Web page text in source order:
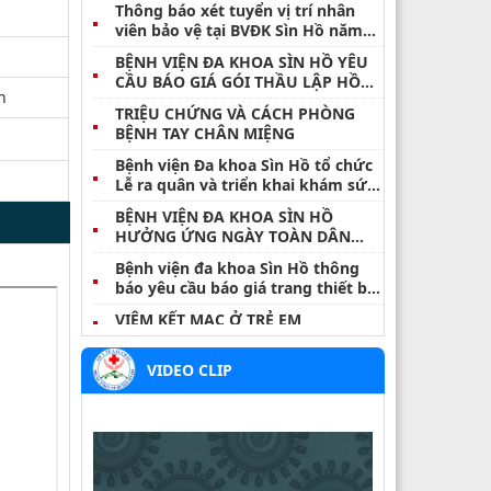
Thông báo xét tuyển vị trí nhân
viên bảo vệ tại BVĐK Sìn Hồ năm
2026
BỆNH VIỆN ĐA KHOA SÌN HỒ YÊU
CẦU BÁO GIÁ GÓI THẦU LẬP HỒ
SƠ ĐĂNG KÝ MÔI TRƯỜNG NĂM
2026
TRIỆU CHỨNG VÀ CÁCH PHÒNG
BỆNH TAY CHÂN MIỆNG
Bệnh viện Đa khoa Sìn Hồ tổ chức
Lễ ra quân và triển khai khám sức
khỏe định kỳ, khám sàng lọc miễn
phí cho nhân dân đợt I năm 2026
BỆNH VIỆN ĐA KHOA SÌN HỒ
HƯỞNG ỨNG NGÀY TOÀN DÂN
TIẾT KIỆM, CHỐNG LÃNG PHÍ
31/5/2026
Bệnh viện đa khoa Sìn Hồ thông
báo yêu cầu báo giá trang thiết bị
y tế
VIÊM KẾT MẠC Ở TRẺ EM
VIÊM TAI NGOÀI – ĐỪNG COI
THƯỜNG MỘT CƠN ĐAU NHỎ
Thông báo danh sách hoàn thành
thời gian thực hành khám, chữa
VIDEO CLIP